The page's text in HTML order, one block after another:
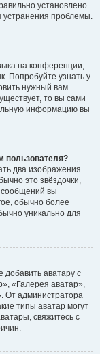
установлено
устранения проблемы.
на конференции,
Попробуйте узнать у
нужный вам
то вы сами
информацию вы
пользователя?
два изображения.
это звёздочки,
сообщений вы
обычно более
уникально для
аватару с
«Галерея аватар»,
От администратора
типы аватар могут
свяжитесь с